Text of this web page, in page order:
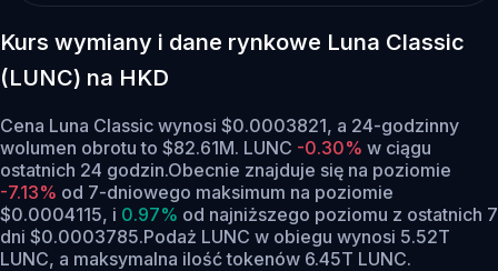
Kurs wymiany i dane rynkowe Luna Classic
(LUNC) na HKD
Cena Luna Classic wynosi $0.0003821, a 24-godzinny
wolumen obrotu to $82.61M. LUNC -0.30% w ciągu
ostatnich 24 godzin.Obecnie znajduje się na poziomie
-7.13% od 7-dniowego maksimum na poziomie
$0.0004115, i 0.97% od najniższego poziomu z ostatnich 7
dni $0.0003785.Podaż LUNC w obiegu wynosi 5.52T
LUNC, a maksymalna ilość tokenów 6.45T LUNC.